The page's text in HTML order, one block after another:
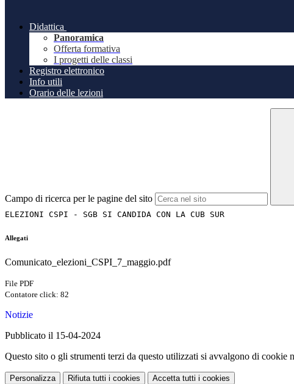
Didattica
Panoramica
Offerta formativa
I progetti delle classi
Registro elettronico
Info utili
Orario delle lezioni
Campo di ricerca per le pagine del sito
ELEZIONI CSPI - SGB SI CANDIDA CON LA CUB SUR
Allegati
Comunicato_elezioni_CSPI_7_maggio.pdf
File PDF
Contatore click: 82
Notizie
Pubblicato il 15-04-2024
Questo sito o gli strumenti terzi da questo utilizzati si avvalgono di cookie
Personalizza Rifiuta tutti i cookies Accetta tutti i cookies